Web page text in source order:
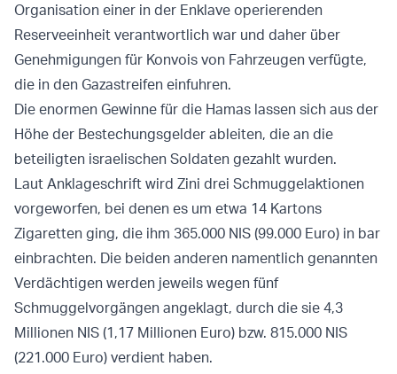
Organisation einer in der Enklave operierenden
Reserveeinheit verantwortlich war und daher über
Genehmigungen für Konvois von Fahrzeugen verfügte,
die in den Gazastreifen einfuhren.
Die enormen Gewinne für die Hamas lassen sich aus der
Höhe der Bestechungsgelder ableiten, die an die
beteiligten israelischen Soldaten gezahlt wurden.
Laut Anklageschrift wird Zini drei Schmuggelaktionen
vorgeworfen, bei denen es um etwa 14 Kartons
Zigaretten ging, die ihm 365.000 NIS (99.000 Euro) in bar
einbrachten. Die beiden anderen namentlich genannten
Verdächtigen werden jeweils wegen fünf
Schmuggelvorgängen angeklagt, durch die sie 4,3
Millionen NIS (1,17 Millionen Euro) bzw. 815.000 NIS
(221.000 Euro) verdient haben.